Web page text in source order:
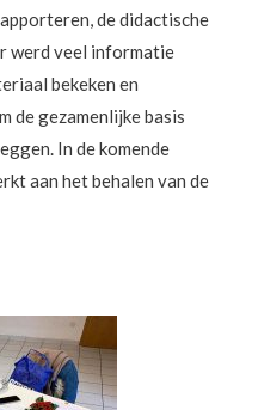
de didactische
werd veel informatie
bekeken en
de gezamenlijke basis
In de komende
aan het behalen van de